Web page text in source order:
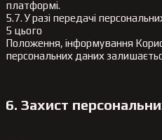
платформі.
5.7. У разі передачі
5 цього
Положення, інформування
персональних даних
6. Захист